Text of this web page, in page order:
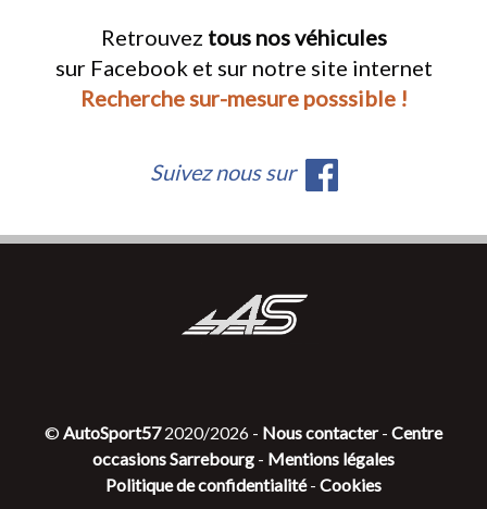
Retrouvez tous nos véhicules
sur Facebook et sur notre site internet
Recherche sur-mesure posssible !
Suivez nous sur
© AutoSport572020/2026 - Nous contacter- Centre
occasions Sarrebourg - Mentions légales
Politique de confidentialité- Cookies